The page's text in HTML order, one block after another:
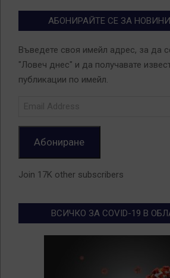
АБОНИРАЙТЕ СЕ ЗА
Въведете своя имейл адрес, за да
"Ловеч днес" и да получавате
публикации по имейл.
Абониране
Join 17K other subscribers
ВСИЧКО ЗА COVID-19 В